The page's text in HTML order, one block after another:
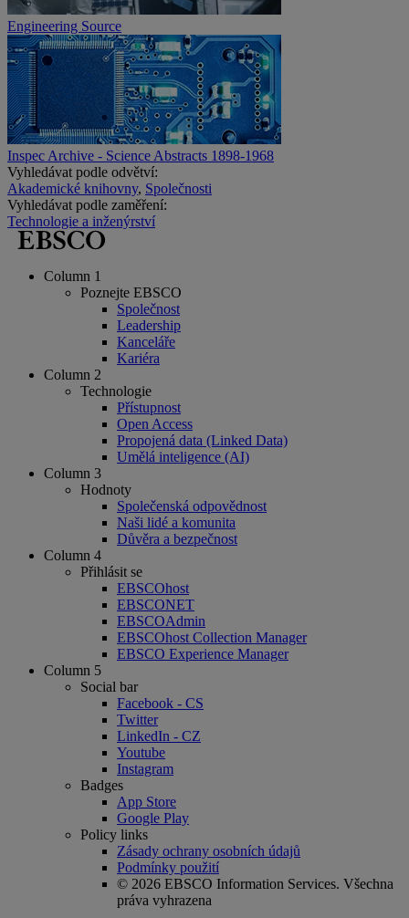
Engineering Source
Inspec Archive - Science Abstracts 1898-1968
Vyhledávat podle odvětví:
Akademické knihovny, Společnosti
Vyhledávat podle zaměření:
Technologie a inženýrství
Column 1
Poznejte EBSCO
Společnost
Leadership
Kanceláře
Kariéra
Column 2
Technologie
Přístupnost
Open Access
Propojená data (Linked Data)
Umělá inteligence (AI)
Column 3
Hodnoty
Společenská odpovědnost
Naši lidé a komunita
Důvěra a bezpečnost
Column 4
Přihlásit se
EBSCOhost
EBSCONET
EBSCOAdmin
EBSCOhost Collection Manager
EBSCO Experience Manager
Column 5
Social bar
Facebook - CS
Twitter
LinkedIn - CZ
Youtube
Instagram
Badges
App Store
Google Play
Policy links
Zásady ochrany osobních údajů
Podmínky použití
© 2026 EBSCO Information Services. Všechna
práva vyhrazena